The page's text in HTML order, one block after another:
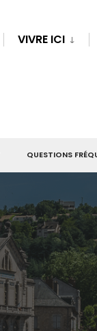
VIVRE ICI
QUESTIONS